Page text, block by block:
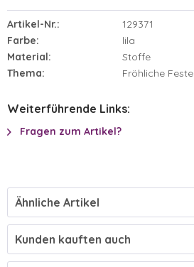
Artikel-Nr.:
129371
Farbe:
lila
Material:
Stoffe
Thema:
Fröhliche Feste
Weiterführende Links:
Fragen zum Artikel?
Ähnliche Artikel
Kunden kauften auch